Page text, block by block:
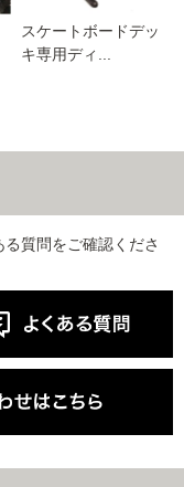
スケートボードデッ
キ専用ディ...
質問をご確認くださ